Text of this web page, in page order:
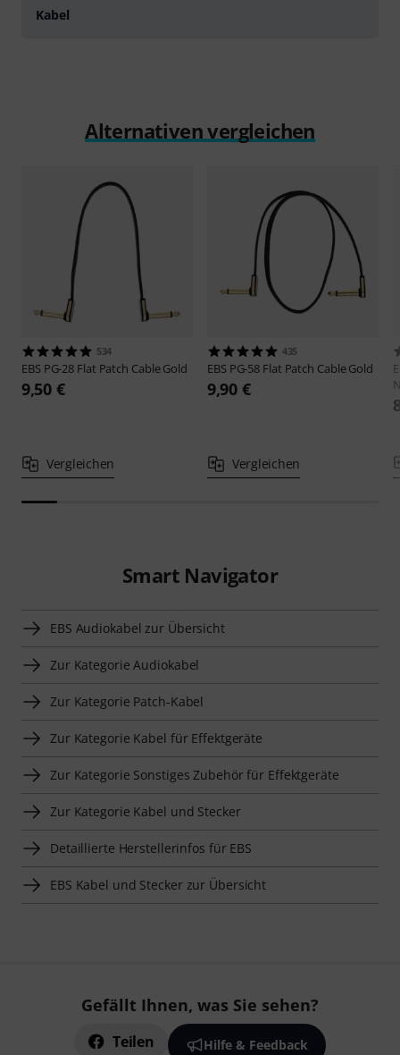
Kabel
Alternativen vergleichen
534
EBS PG-28 Flat Patch Cable Gold
9,50 €
Vergleichen
435
EBS PG-58 Flat Patch Cable Gold
9,90 €
Vergleichen
Smart Navigator
EBS Audiokabel zur Übersicht
Zur Kategorie Audiokabel
Zur Kategorie Patch-Kabel
Zur Kategorie Kabel für Effektgeräte
Zur Kategorie Sonstiges Zubehör für Effektgeräte
Zur Kategorie Kabel und Stecker
Detaillierte Herstellerinfos für EBS
EBS Kabel und Stecker zur Übersicht
Gefällt Ihnen, was Sie sehen?
Teilen Hilfe & Feedback